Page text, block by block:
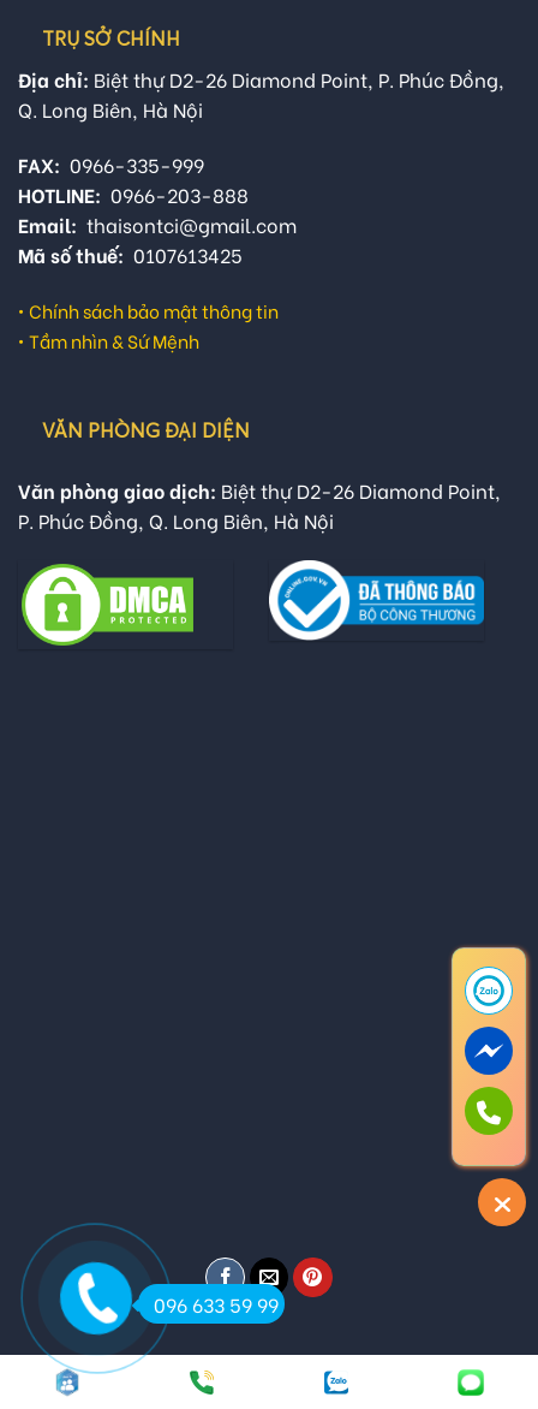
TRỤ SỞ CHÍNH
Địa chỉ: Biệt thự D2-26 Diamond Point, P. Phúc Đồng,
Q. Long Biên, Hà Nội
FAX: 0966-335-999
HOTLINE: 0966-203-888
Email: thaisontci@gmail.com
Mã số thuế: 0107613425
• Chính sách bảo mật thông tin
• Tầm nhìn & Sứ Mệnh
VĂN PHÒNG ĐẠI DIỆN
Văn phòng giao dịch: Biệt thự D2-26 Diamond Point,
P. Phúc Đồng, Q. Long Biên, Hà Nội
096 633 59 99